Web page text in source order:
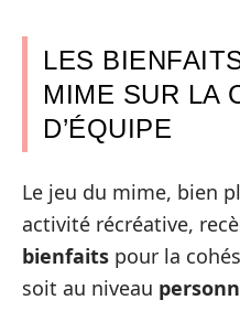
LES
MIME SUR LA
D’ÉQUIPE
Le jeu du mime, bien
activité récréative,
bienfaits pour la
soit au niveau